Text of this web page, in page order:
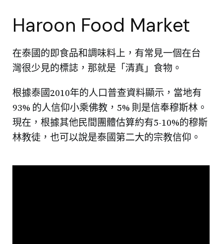
Haroon Food Market
在泰國的即食品和調味料上，有常見一個在台
灣很少見的標誌，那就是「清真」食物。
根據泰國2010年的人口普查資料顯示，當地有
93% 的人信仰小乘佛教，5% 則是信奉穆斯林。
現在，根據其他民間團體估算約有5-10%的穆斯
林教徒，也可以說是泰國第二大的宗教信仰。